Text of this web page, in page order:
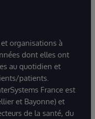
organisations à
dont elles ont
au quotidien et
patients.
France est
et Bayonne) et
de la santé, du